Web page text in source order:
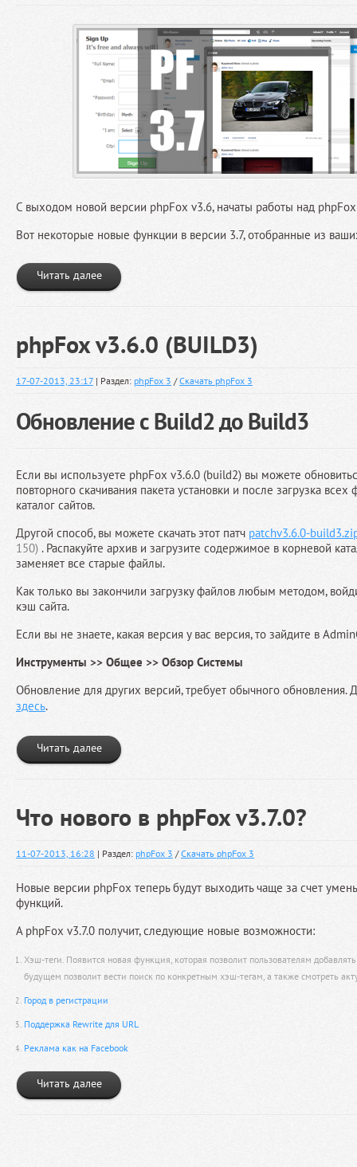
С выходом новой версии phpFox v3.6, начаты работы над
Вот некоторые новые функции в версии 3.7, отобранные из
Читать далее
phpFox v3.6.0 (BUILD3)
17-07-2013, 23:17 | Раздел: phpFox 3 /Скачать phpFox 3
Обновление с Build2 до Build3
Если вы используете phpFox v3.6.0 (build2) вы можете обновить
повторного скачивания пакета установки и после загрузка
каталог сайтов.
Другой способ, вы можете скачать этот патч patchv3.6.0-
150) . Распакуйте архив и загрузите содержимое в корневой
заменяет все старые файлы.
Как только вы закончили загрузку файлов любым методом,
кэш сайта.
Если вы не знаете, какая версия у вас версия, то зайдите в
Инструменты >> Общее >> Обзор Системы
Обновление для других версий, требует обычного обновления.
здесь.
Читать далее
Что нового в phpFox v3.7.0?
11-07-2013, 16:28 | Раздел: phpFox 3 /Скачать phpFox 3
Новые версии phpFox теперь будут выходить чаще за счет
функций.
А phpFox v3.7.0 получит, следующие новые возможности:
Хэш-теги. Появится новая функция, которая позволит пользователям
будущем позволит вести поиск по конкретным хэш-тегам, а также смотреть
Город в регистрации
Поддержка Rewrite для URL
Реклама как на Facebook
Читать далее